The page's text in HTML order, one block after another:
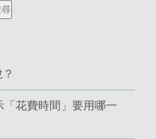
花費時間」要用哪一